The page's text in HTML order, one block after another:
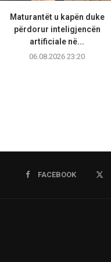
Maturantët u kapën duke
përdorur inteligjencën
artificiale në...
06.08.2026 23:20
FACEBOOK